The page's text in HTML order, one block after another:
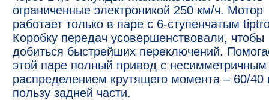
ограниченные электроникой 250 км/ч. Мотор
работает только в паре с 6-ступенчатым
Коробку передач усовершенствовали, чтобы
добиться быстрейших переключений.
этой паре полный привод с несимметричным
распределением крутящего момента – 60/40
пользу задней части.